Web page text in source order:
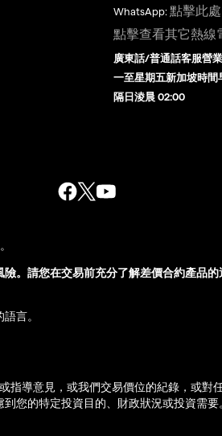
WhatsApp:點擊此處
點擊查看其它熱線
廣東話/普通話客服營
一至星期五新加坡時間
隔日淩晨 02:00
。請您在交易前充分了解差價合約產品
言。
指導意見，或我們交易價位的紀錄，或對
您的特定投資目的、財政狀況或投資需要